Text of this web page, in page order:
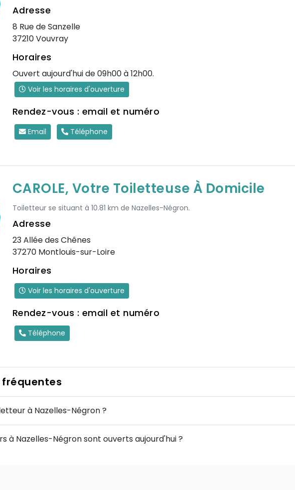
Adresse
8 Rue de Sanzelle
37210 Vouvray
Horaires
Ouvert aujourd'hui de 09h00 à 12h00.
Voir les horaires d'ouverture
Rendez-vous : email et numéro
Email Téléphone
CAROLE, Votre Toiletteuse À Domicile
Toiletteur se situant à 10.81 km de Nazelles-Négron.
Adresse
23 Allée des Chênes
37270 Montlouis-sur-Loire
Horaires
Voir les horaires d'ouverture
Rendez-vous : email et numéro
Téléphone
fréquentes
à Nazelles-Négron ?
à Nazelles-Négron sont ouverts aujourd'hui ?